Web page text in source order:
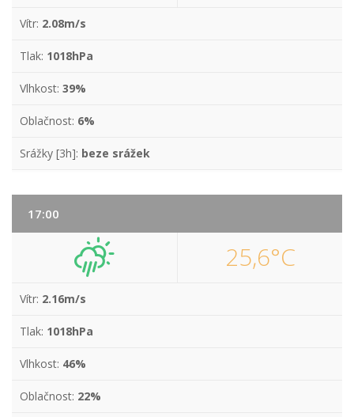
Vítr: 2.08m/s
Tlak: 1018hPa
Vlhkost: 39%
Oblačnost: 6%
Srážky [3h]: beze srážek
17:00
25,6°C
Vítr: 2.16m/s
Tlak: 1018hPa
Vlhkost: 46%
Oblačnost: 22%